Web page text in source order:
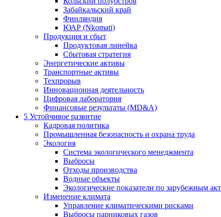
Забайкальский край
Финляндия
ЮАР (Nkomati)
Продукция и сбыт
Продуктовая линейка
Сбытовая стратегия
Энергетические активы
Транспортные активы
Техпрорыв
Инновационная деятельность
Цифровая лаборатория
Финансовые результаты (MD&A)
5 Устойчивое развитие
Кадровая политика
Промышленная безопасность и охрана труда
Экология
Система экологического менеджмента
Выбросы
Отходы производства
Водные объекты
Экологические показатели по зарубежным
Изменение климата
Управление климатическими рисками
Выбросы парниковых газов